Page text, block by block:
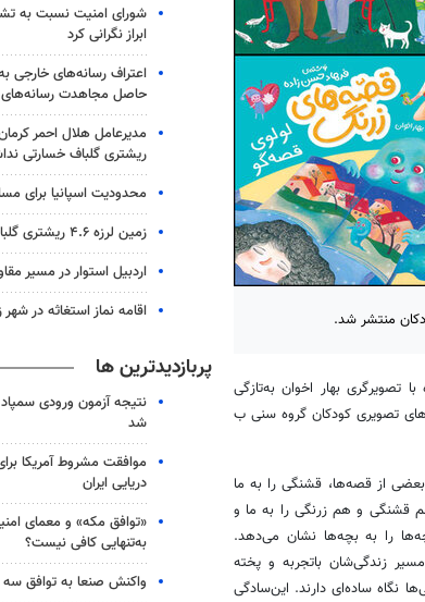
منتشر شد.
با تصویرگری بهار اخوان به‌تازگی
تصویری کودکان گروه سنی ب
از قصه‌ها، قشنگی را به ما
قشنگی و هم زرنگی را به ما و
را به بچه‌ها نشان می‌دهد.
زندگی‌شان باتجربه و پخته
نگاه ساده‌ای دارند. این‌سادگی
شورای امنیت نسبت به
ابراز نگرانی کرد
اعتراف رسانه‌های
حاصل مجاهدت رسانه‌های
ریشتری گلباف خسارتی
محدودیت اسپانیا برای
زمین لرزه ۴.۶ ریشتری گلباف کرمان را لرزاند
اردبیل استوار در مسیر
اقامه نماز استغاثه در شهر
پربازدیدترین ها
شد
موافقت مشروط آمریکا
دریایی ایران
«توافق مکه» و معمای
به‌تنهایی کافی نیست؟
واکنش صنعا به توافق سه